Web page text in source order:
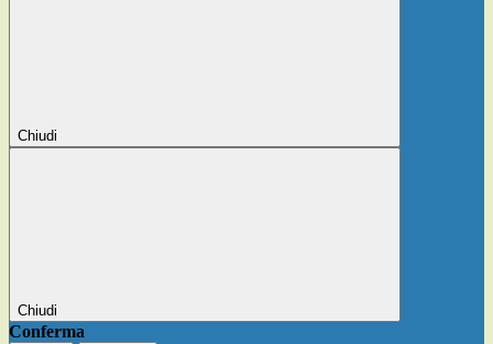
Chiudi
Chiudi
Conferma